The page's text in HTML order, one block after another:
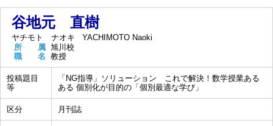
谷地元 直樹
ヤチモト ナオキ
YACHIMOTO Naoki
所 属 旭川校
職 名 教授
投稿題目
等
「NG指導」ソリューション これで解決！数学授業ある
ある 個別化が目的の「個別最適な学び」
区分 月刊誌